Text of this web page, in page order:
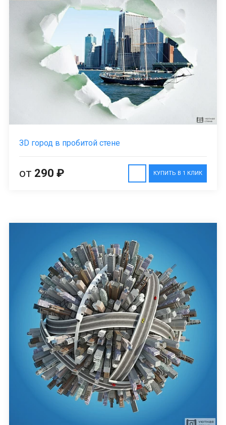
ЗD город в пробитой стене
КУПИТЬ В 1 КЛИК
от 290 ₽